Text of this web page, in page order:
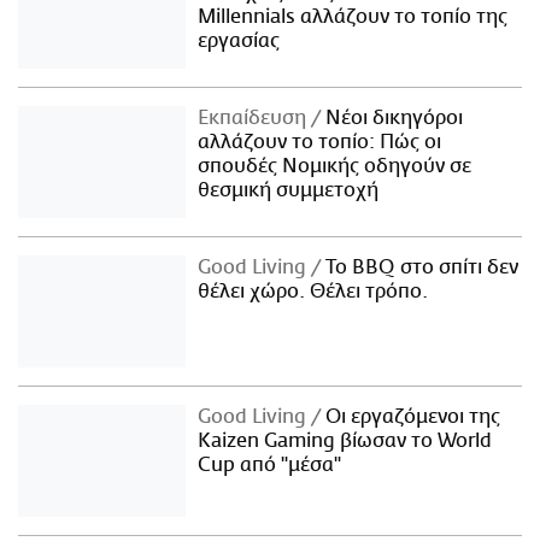
Millennials αλλάζουν το τοπίο της
εργασίας
Εκπαίδευση
Νέοι δικηγόροι
αλλάζουν το τοπίο: Πώς οι
σπουδές Νομικής οδηγούν σε
θεσμική συμμετοχή
Good Living
Το BBQ στο σπίτι δεν
θέλει χώρο. Θέλει τρόπο.
Good Living
Οι εργαζόμενοι της
Kaizen Gaming βίωσαν το World
Cup από "μέσα"